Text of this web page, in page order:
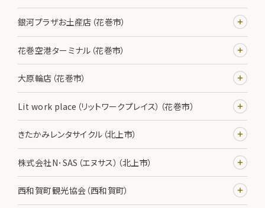
銀河プラザお土産店（花巻市）
花巻空港ターミナル（花巻市）
大原輪店（花巻市）
Lit work place（リットワークプレイス）（花巻市）
きたかみレンタサイクル（北上市）
株式会社N･SAS（エヌサス）（北上市）
西和賀町観光協会（西和賀町）